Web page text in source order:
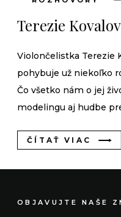
Terezie
Violončelistka Terezie
pohybuje už niekoľko
Čo všetko nám o jej
modelingu aj hudbe
ČÍTAŤ VIAC
OBJAVUJTE NAŠE